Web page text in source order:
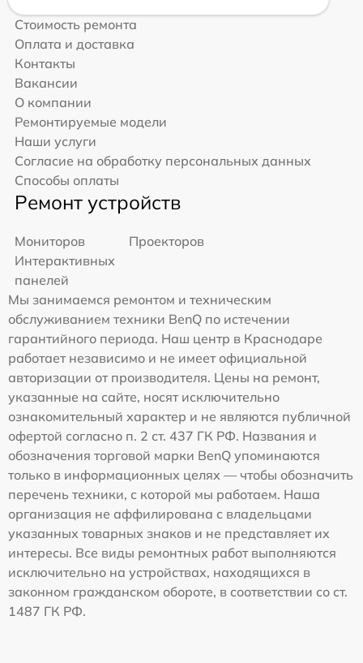
Стоимость ремонта
Оплата и доставка
Контакты
Вакансии
О компании
Ремонтируемые модели
Наши услуги
Согласие на обработку персональных данных
Способы оплаты
Ремонт устройств
Мониторов
Проекторов
Интерактивных
панелей
Мы занимаемся ремонтом и техническим
обслуживанием техники BenQ по истечении
гарантийного периода. Наш центр в Краснодаре
работает независимо и не имеет официальной
авторизации от производителя. Цены на ремонт,
указанные на сайте, носят исключительно
ознакомительный характер и не являются публичной
офертой согласно п. 2 ст. 437 ГК РФ. Названия и
обозначения торговой марки BenQ упоминаются
только в информационных целях — чтобы обозначить
перечень техники, с которой мы работаем. Наша
организация не аффилирована с владельцами
указанных товарных знаков и не представляет их
интересы. Все виды ремонтных работ выполняются
исключительно на устройствах, находящихся в
законном гражданском обороте, в соответствии со ст.
1487 ГК РФ.